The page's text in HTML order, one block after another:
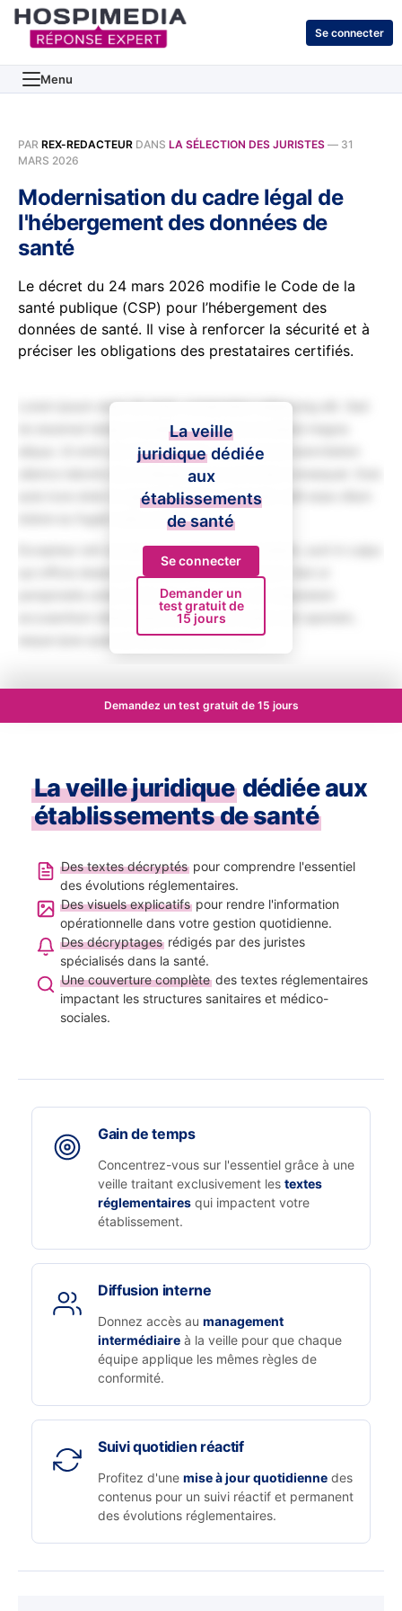
Se connecter
Menu
PAR REX-REDACTEUR DANS LA SÉLECTION DES JURISTES — 31
MARS 2026
Modernisation du cadre légal de
l'hébergement des données de
santé
Le décret du 24 mars 2026 modifie le Code de la
santé publique (CSP) pour l’hébergement des
données de santé. Il vise à renforcer la sécurité et à
préciser les obligations des prestataires certifiés.
Lorem ipsum dolor sit amet, consectetur adipiscing elit. Sed
do eiusmod tempor incididunt ut labore et dolore magna
aliqua. Ut enim ad minim veniam, quis nostrud exercitation
ullamco laboris nisi ut aliquip ex ea commodo consequat. Duis
aute irure dolor in reprehenderit in voluptate velit esse cillum
dolore eu fugiat nulla pariatur.
Excepteur sint occaecat cupidatat non proident, sunt in culpa
qui officia deserunt mollit anim id est laborum. Sed ut
perspiciatis unde omnis iste natus error sit voluptatem
accusantium doloremque laudantium, totam rem aperiam,
eaque ipsa quae ab illo inventore veritatis.
La veille
juridique dédiée
aux
établissements
de santé
Se connecter
Demander un
test gratuit de
15 jours
Demandez un test gratuit de 15 jours
La veille juridique dédiée aux
établissements de santé
Des textes décryptéspour comprendre l'essentiel
des évolutions réglementaires.
Des visuels explicatifspour rendre l'information
opérationnelle dans votre gestion quotidienne.
Des décryptagesrédigés par des juristes
spécialisés dans la santé.
Une couverture complètedes textes réglementaires
impactant les structures sanitaires et médico-
sociales.
Gain de temps
Concentrez-vous sur l'essentiel grâce à une
veille traitant exclusivement les textes
réglementaires qui impactent votre
établissement.
Diffusion interne
Donnez accès au management
intermédiaire à la veille pour que chaque
équipe applique les mêmes règles de
conformité.
Suivi quotidien réactif
Profitez d'une mise à jour quotidienne des
contenus pour un suivi réactif et permanent
des évolutions réglementaires.